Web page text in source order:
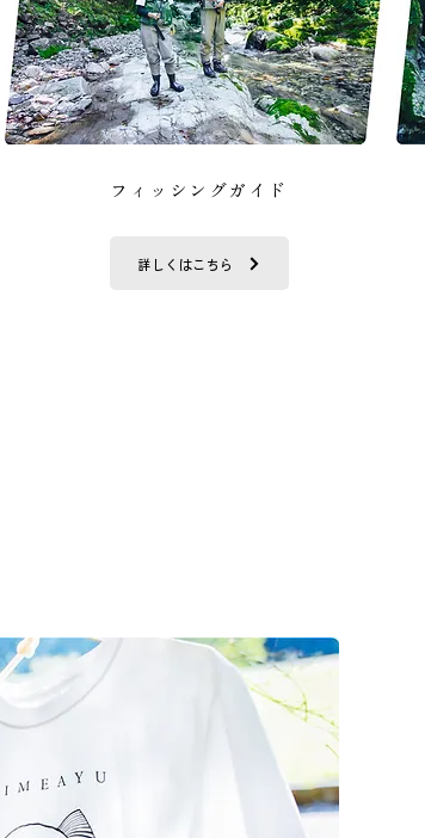
フィッシングガイド
詳しくはこちら